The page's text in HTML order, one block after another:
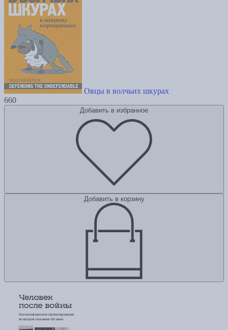
Овцы в волчьих шкурах
660
Добавить в избранное
Добавить в корзину